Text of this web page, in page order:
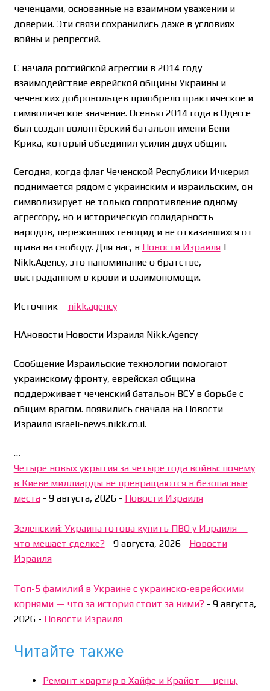
чеченцами, основанные на взаимном уважении и
доверии. Эти связи сохранились даже в условиях
войны и репрессий.
С начала российской агрессии в 2014 году
взаимодействие еврейской общины Украины и
чеченских добровольцев приобрело практическое и
символическое значение. Осенью 2014 года в Одессе
был создан волонтёрский батальон имени Бени
Крика, который объединил усилия двух общин.
Сегодня, когда флаг Чеченской Республики Ичкерия
поднимается рядом с украинским и израильским, он
символизирует не только сопротивление одному
агрессору, но и историческую солидарность
народов, переживших геноцид и не отказавшихся от
права на свободу. Для нас, в Новости Израиля|
Nikk.Agency, это напоминание о братстве,
выстраданном в крови и взаимопомощи.
Источник – nikk.agency
НАновости Новости Израиля Nikk.Agency
Сообщение Израильские технологии помогают
украинскому фронту, еврейская община
поддерживает чеченский батальон ВСУ в борьбе с
общим врагом. появились сначала на Новости
Израиля israeli-news.nikk.co.il.
…
Четыре новых укрытия за четыре года войны: почему
в Киеве миллиарды не превращаются в безопасные
места- 9 августа, 2026- Новости Израиля
Зеленский: Украина готова купить ПВО у Израиля —
что мешает сделке?- 9 августа, 2026- Новости
Израиля
Топ-5 фамилий в Украине с украинско-еврейскими
корнями — что за история стоит за ними?- 9 августа,
2026- Новости Израиля
Читайте также
Ремонт квартир в Хайфе и Крайот — цены,